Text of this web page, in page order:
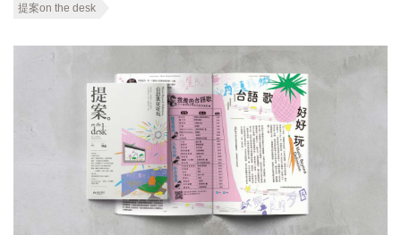
提案on the desk